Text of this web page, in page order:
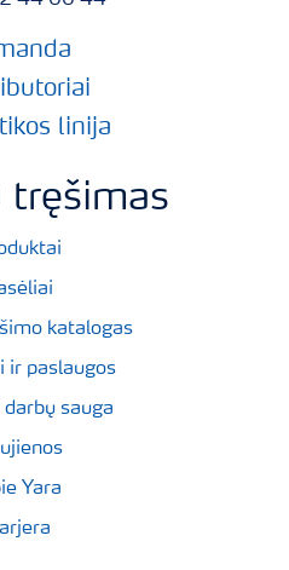
linija
tręšimas
katalogas
ir paslaugos
darbų sauga
Yara